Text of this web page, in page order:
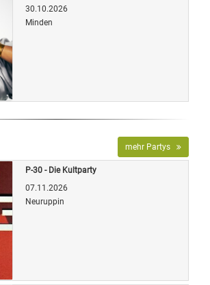
30.10.2026
Minden
mehr Partys
P-30 - Die Kultparty
07.11.2026
Neuruppin